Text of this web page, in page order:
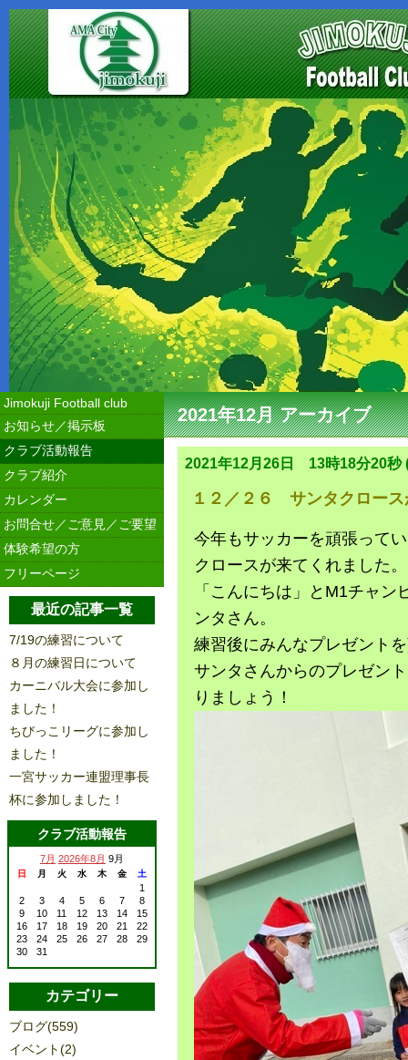
2021年12月 アーカイブ
2021年12月26日 13時18分20秒
１２／２６ サンタクロース
今年もサッカーを頑張って
クロースが来てくれました。
「こんにちは」とM1チャ
ンタさん。
練習後にみんなプレゼント
サンタさんからのプレゼン
りましょう！
Jimokuji Football club
お知らせ／掲示板
クラブ活動報告
クラブ紹介
カレンダー
お問合せ／ご意見／ご要望
体験希望の方
フリーページ
最近の記事一覧
7/19の練習について
８月の練習日について
カーニバル大会に参加し
ました！
ちびっこリーグに参加し
ました！
一宮サッカー連盟理事長
杯に参加しました！
クラブ活動報告
7月 2026年8月 9月
日 月 火 水 木 金 土
1
2
3 4 5 6 7
8
9
10 11 12 13 14
15
16
17 18 19 20 21
22
23
24 25 26 27 28
29
30
31
カテゴリー
ブログ(559)
イベント(2)